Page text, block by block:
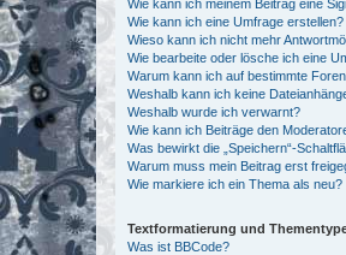
Wie kann ich meinem Beitrag eine
Wie kann ich eine Umfrage erstellen?
Wieso kann ich nicht mehr
Wie bearbeite oder lösche ich eine
Warum kann ich auf bestimmte
Weshalb kann ich keine
Weshalb wurde ich verwarnt?
Wie kann ich Beiträge den
Was bewirkt die „Speichern“-
Warum muss mein Beitrag erst
Wie markiere ich ein Thema als neu?
Textformatierung und
Was ist BBCode?